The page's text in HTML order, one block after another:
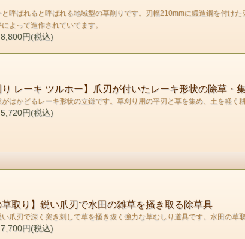
と呼ばれると呼ばれる地域型の草削りです。刃幅210mmに鍛造鋼を付け
よって造作されていてます。
円(税込)
り レーキ ツルホー】爪刃が付いたレーキ形状の除草・
がはかどるレーキ形状の立鎌です。草刈り用の平刃と草を集め、土を軽
円(税込)
草取り】鋭い爪刃で水田の雑草を掻き取る除草具
爪刃で深く突き刺して草を掻き抜く強力な草むしり道具です。水田の草
円(税込)